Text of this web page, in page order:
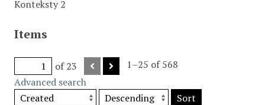
Konteksty 2
Items
of 23
1–25 of 568
Advanced search
Sort